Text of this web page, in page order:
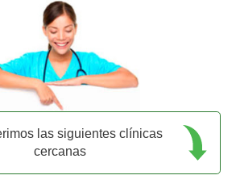
las siguientes clínicas
cercanas